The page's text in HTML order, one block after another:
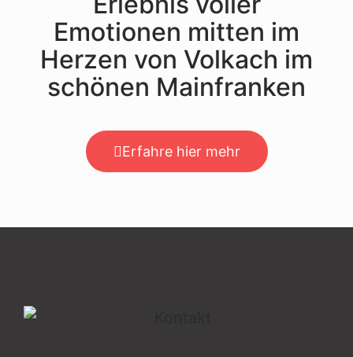
Emotionen mitten im
Herzen von Volkach im
schönen Mainfranken
Erfahre hier mehr